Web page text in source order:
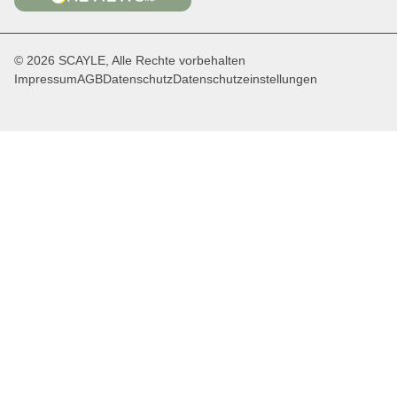
© 2026 SCAYLE, Alle Rechte vorbehalten
ImpressumAGBDatenschutzDatenschutzeinstellungen